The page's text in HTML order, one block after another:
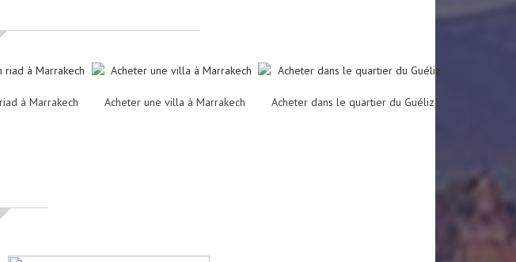
à Marrakech Acheter une villa à Marrakech Acheter dans le quartier du Guéliz